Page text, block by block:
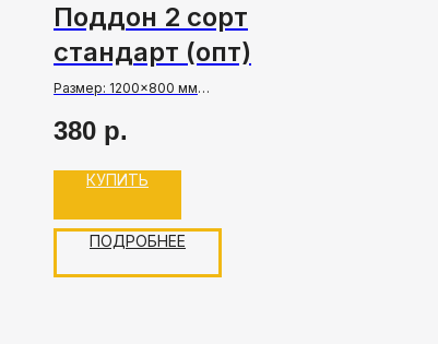
Поддон 2 сорт
стандарт (опт)
Размер: 1200×800 мм
Состояние: Б/У
Цена указана с НДС
Оптовая продажа - от 1 фуры (550-700
380 р.
КУПИТЬ
ПОДРОБНЕЕ